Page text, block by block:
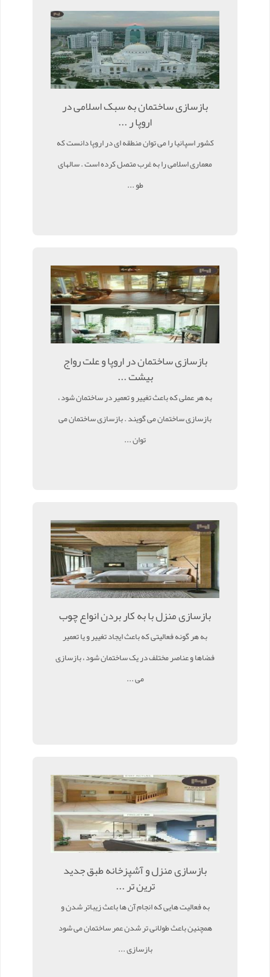
بازسازی ساختمان به سبک اسلامی در
اروپا ر ...
کشور اسپانیا را می توان منطقه ای در اروپا دانست که
معماری اسلامی را به غرب متصل کرده است . سالهای
طو ...
بازسازی ساختمان در اروپا و علت رواج
بیشت ...
به هر عملی که باعث تغییر و تعمیر در ساختمان شود ،
بازسازی ساختمان می گویند . بازسازی ساختمان می
توان ...
بازسازی منزل با به کار بردن انواع چوب
به هر گونه فعالیتی که باعث ایجاد تغییر و یا تعمیر
فضاها و عناصر مختلف در یک ساختمان شود ، بازسازی
می ...
بازسازی منزل و آشپزخانه طبق جدید
ترین تر ...
به فعالیت هایی که انجام آن ها باعث زیباتر شدن و
همچنین باعث طولانی تر شدن عمر ساختمان می شود
بازسازی ...